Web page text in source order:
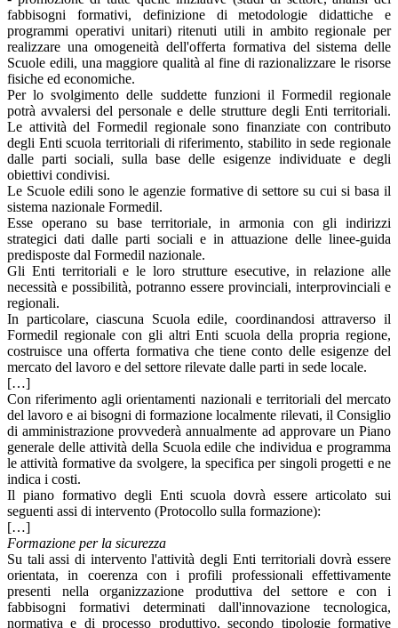
fabbisogni formativi, definizione di metodologie didattiche e
programmi operativi unitari) ritenuti utili in ambito regionale per
realizzare una omogeneità dell'offerta formativa del sistema delle
Scuole edili, una maggiore qualità al fine di razionalizzare le risorse
fisiche ed economiche.
Per lo svolgimento delle suddette funzioni il Formedil regionale
potrà avvalersi del personale e delle strutture degli Enti territoriali.
Le attività del Formedil regionale sono finanziate con contributo
degli Enti scuola territoriali di riferimento, stabilito in sede regionale
dalle parti sociali, sulla base delle esigenze individuate e degli
obiettivi condivisi.
Le Scuole edili sono le agenzie formative di settore su cui si basa il
sistema nazionale Formedil.
Esse operano su base territoriale, in armonia con gli indirizzi
strategici dati dalle parti sociali e in attuazione delle linee-guida
predisposte dal Formedil nazionale.
Gli Enti territoriali e le loro strutture esecutive, in relazione alle
necessità e possibilità, potranno essere provinciali, interprovinciali e
regionali.
In particolare, ciascuna Scuola edile, coordinandosi attraverso il
Formedil regionale con gli altri Enti scuola della propria regione,
costruisce una offerta formativa che tiene conto delle esigenze del
mercato del lavoro e del settore rilevate dalle parti in sede locale.
[…]
Con riferimento agli orientamenti nazionali e territoriali del mercato
del lavoro e ai bisogni di formazione localmente rilevati, il Consiglio
di amministrazione provvederà annualmente ad approvare un Piano
generale delle attività della Scuola edile che individua e programma
le attività formative da svolgere, la specifica per singoli progetti e ne
indica i costi.
Il piano formativo degli Enti scuola dovrà essere articolato sui
seguenti assi di intervento (Protocollo sulla formazione):
[…]
Formazione per la sicurezza
Su tali assi di intervento l'attività degli Enti territoriali dovrà essere
orientata, in coerenza con i profili professionali effettivamente
presenti nella organizzazione produttiva del settore e con i
fabbisogni formativi determinati dall'innovazione tecnologica,
normativa e di processo produttivo, secondo tipologie formative